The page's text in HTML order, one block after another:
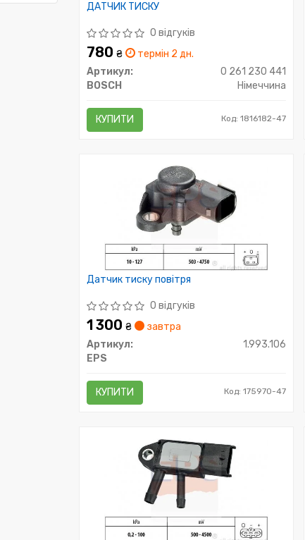
ДАТЧИК ТИСКУ
0 відгуків
780 ₴
термін 2 дн.
Артикул:
0 261 230 441
BOSCH
Німеччина
КУПИТИ Код: 1816182-47
Датчик тиску повітря
0 відгуків
1 300 ₴
завтра
Артикул:
1.993.106
EPS
КУПИТИ Код: 175970-47